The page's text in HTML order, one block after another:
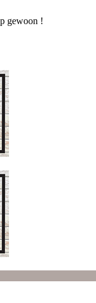
gewoon !